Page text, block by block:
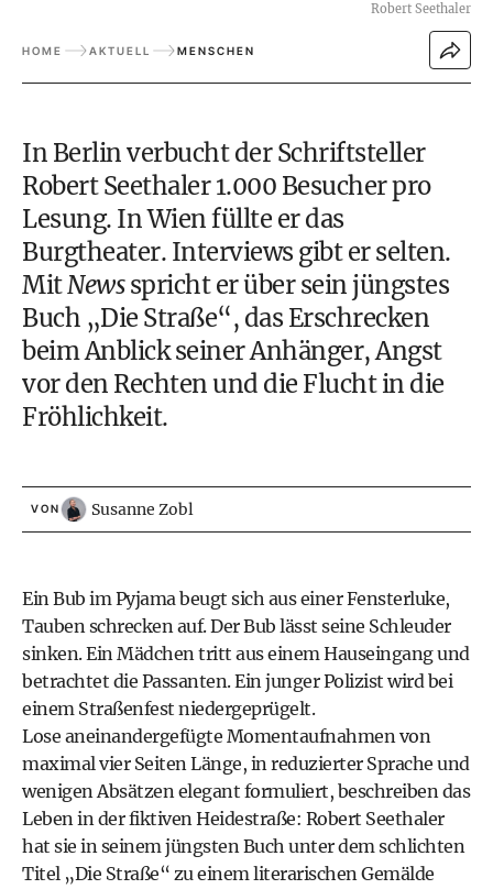
Robert Seethaler
HOME AKTUELL MENSCHEN
In Berlin verbucht der Schriftsteller
Robert Seethaler 1.000 Besucher pro
Lesung. In Wien füllte er das
Burgtheater. Interviews gibt er selten.
MitNewsspricht er über sein jüngstes
Buch „Die Straße“, das Erschrecken
beim Anblick seiner Anhänger, Angst
vor den Rechten und die Flucht in die
Fröhlichkeit.
VON Susanne Zobl
Ein Bub im Pyjama beugt sich aus einer Fensterluke,
Tauben schrecken auf. Der Bub lässt seine Schleuder
sinken. Ein Mädchen tritt aus einem Hauseingang und
betrachtet die Passanten. Ein junger Polizist wird bei
einem Straßenfest niedergeprügelt.
Lose aneinandergefügte Momentaufnahmen von
maximal vier Seiten Länge, in reduzierter Sprache und
wenigen Absätzen elegant formuliert, beschreiben das
Leben in der fiktiven Heidestraße: Robert Seethaler
hat sie in seinem jüngsten Buch unter dem schlichten
Titel „Die Straße“ zu einem literarischen Gemälde